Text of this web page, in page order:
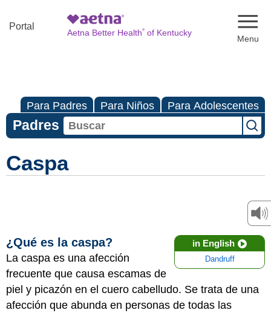
Portal
Aetna Better Health®of Kentucky
Para Padres Para Niños Para Adolescentes
Padres
Caspa
in English
Dandruff
¿Qué es la caspa?
La caspa es una afección
frecuente que causa escamas de
piel y picazón en el cuero cabelludo. Se trata de una
afección que abunda en personas de todas las